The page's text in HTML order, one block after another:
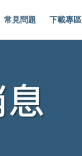
常見問題 下載專區